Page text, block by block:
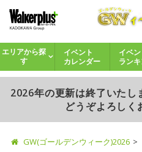
エリアから探
す
イベント
カレンダー
イベン
ラン
2026年の更新は終了いたし
どうぞよろしく
GW(ゴールデンウィーク)2026